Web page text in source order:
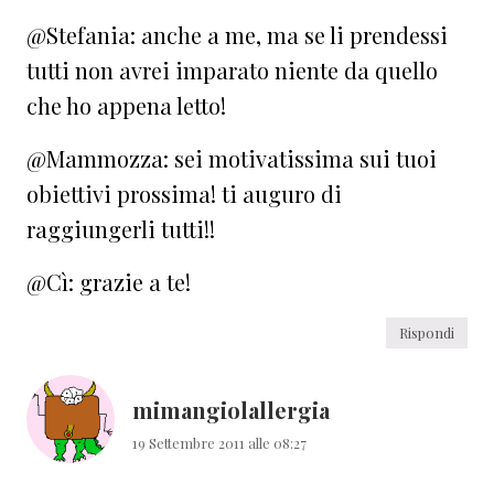
@Stefania: anche a me, ma se li prendessi
tutti non avrei imparato niente da quello
che ho appena letto!
@Mammozza: sei motivatissima sui tuoi
obiettivi prossima! ti auguro di
raggiungerli tutti!!
@Cì: grazie a te!
Rispondi
mimangiolallergia
19 Settembre 2011 alle 08:27